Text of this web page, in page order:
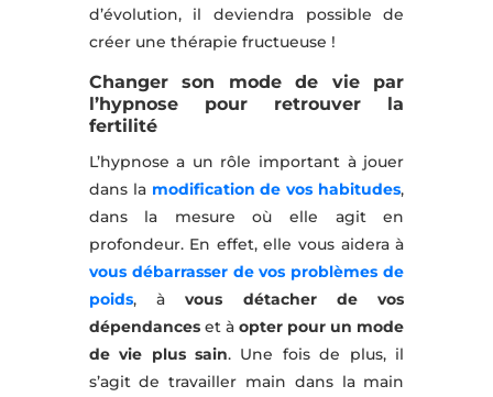
d’évolution, il deviendra possible de
créer une thérapie fructueuse !
Changer son mode de vie par
l’hypnose pour retrouver la
fertilité
L’hypnose a un rôle important à jouer
dans la modification de vos habitudes,
dans la mesure où elle agit en
profondeur. En effet, elle vous aidera à
vous débarrasser de vos problèmes de
poids, àvous détacher de vos
dépendanceset à opter pour un mode
de vie plus sain. Une fois de plus, il
s’agit de travailler main dans la main